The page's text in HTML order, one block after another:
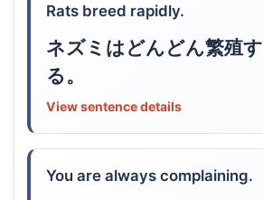
Rats breed rapidly.
ネズミはどんどん繁殖す
る。
View sentence details
You are always complaining.